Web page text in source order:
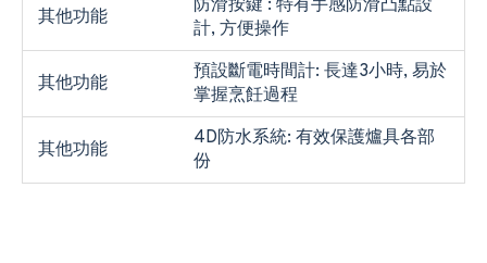
其他功能
防滑按鍵 : 特有手感防滑凸點設
計, 方便操作
其他功能
預設斷電時間計: 長達3小時, 易於
掌握烹飪過程
其他功能
4D防水系統: 有效保護爐具各部
份